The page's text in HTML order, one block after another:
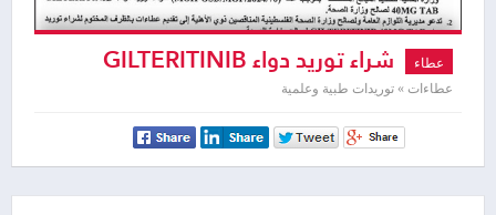
عطاء شراء توريد دواء GILTERITINIB
40MG TAB
عطاءات » توريدات طبية وعلمية